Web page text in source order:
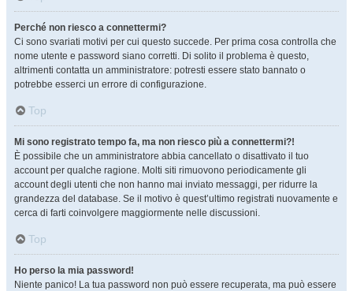
Perché non riesco a connettermi?
Ci sono svariati motivi per cui questo succede. Per prima cosa controlla che
nome utente e password siano corretti. Di solito il problema è questo,
altrimenti contatta un amministratore: potresti essere stato bannato o
potrebbe esserci un errore di configurazione.
Top
Mi sono registrato tempo fa, ma non riesco più a connettermi?!
È possibile che un amministratore abbia cancellato o disattivato il tuo
account per qualche ragione. Molti siti rimuovono periodicamente gli
account degli utenti che non hanno mai inviato messaggi, per ridurre la
grandezza del database. Se il motivo è quest’ultimo registrati nuovamente e
cerca di farti coinvolgere maggiormente nelle discussioni.
Top
Ho perso la mia password!
Niente panico! La tua password non può essere recuperata, ma può essere